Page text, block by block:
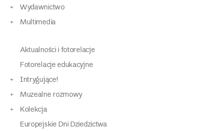
Wydawnictwo
Multimedia
Aktualności i fotorelacje
Fotorelacje edukacyjne
Intrygujące!
Muzealne rozmowy
Kolekcja
Europejskie Dni Dziedzictwa